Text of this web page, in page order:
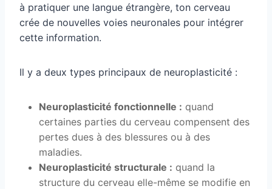
à pratiquer une langue étrangère, ton cerveau
crée de nouvelles voies neuronales pour intégrer
cette information.
Il y a deux types principaux de neuroplasticité :
Neuroplasticité fonctionnelle : quand
certaines parties du cerveau compensent des
pertes dues à des blessures ou à des
maladies.
Neuroplasticité structurale : quand la
structure du cerveau elle-même se modifie en